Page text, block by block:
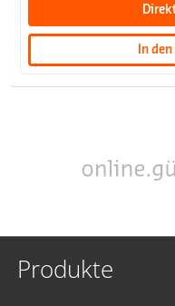
In
Produkte